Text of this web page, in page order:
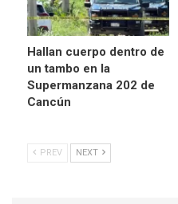
Hallan cuerpo dentro de
un tambo en la
Supermanzana 202 de
Cancún
PREV NEXT